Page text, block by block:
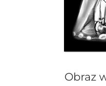
Obraz